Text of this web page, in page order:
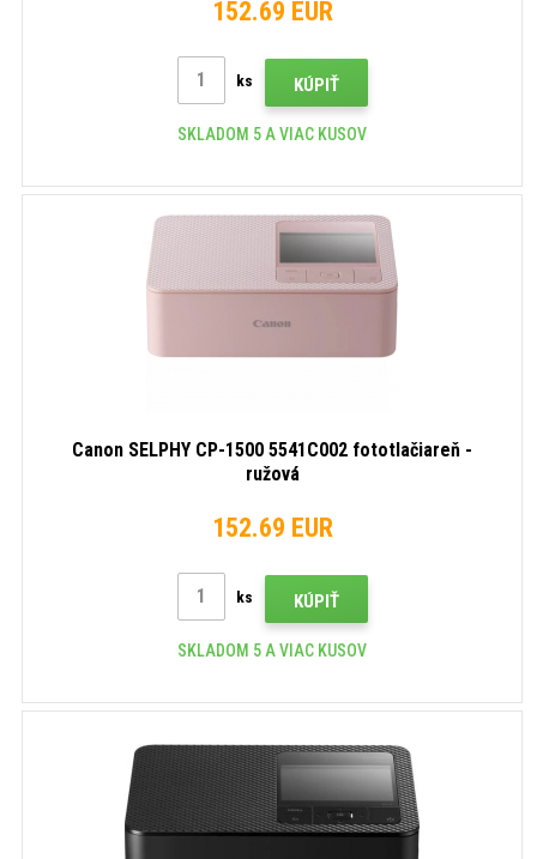
152.69 EUR
ks KÚPIŤ
SKLADOM 5 A VIAC KUSOV
Canon SELPHY CP-1500 5541C002 fototlačiareň -
ružová
152.69 EUR
ks KÚPIŤ
SKLADOM 5 A VIAC KUSOV